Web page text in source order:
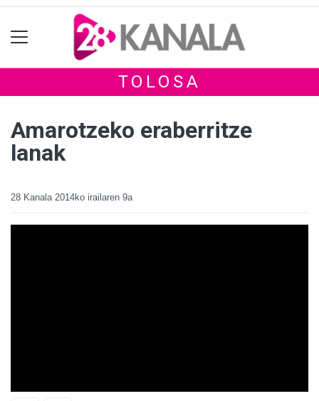
TOLOSA
Amarotzeko eraberritze
lanak
28 Kanala 2014ko irailaren 9a